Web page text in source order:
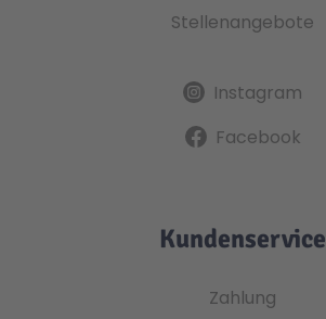
Stellenangebote
Instagram
Facebook
Kundenservice
Zahlung